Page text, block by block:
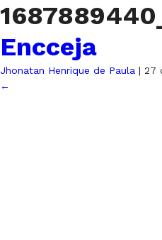
Encceja
Jhonatan Henrique de Paula | 27
←